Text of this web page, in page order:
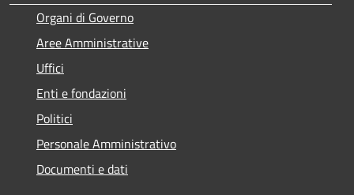
Organi di Governo
Aree Amministrative
Uffici
Enti e fondazioni
Politici
Personale Amministrativo
Documenti e dati